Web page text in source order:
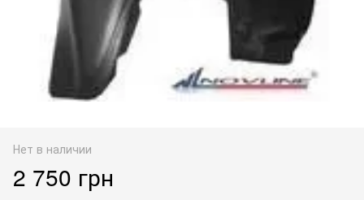
Нет в наличии
2 750 грн